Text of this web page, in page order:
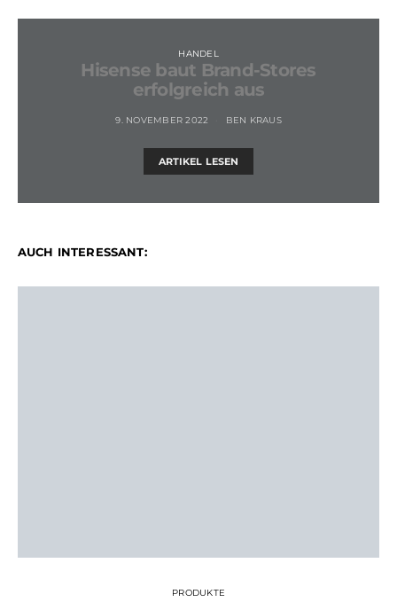
HANDEL
Hisense baut Brand-Stores
erfolgreich aus
9. NOVEMBER 2022 BEN KRAUS
ARTIKEL LESEN
AUCH INTERESSANT:
PRODUKTE